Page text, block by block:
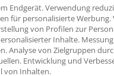
vorgestellt.
voraussichtlich
zu rechnen, die die
Dem stehen 1400
mit deren
Endgerät. Verwendung
für personalisierte
von Profilen zur
Inhalte.
Analyse von Zielgruppen
Entwicklung und
von Inhalten.